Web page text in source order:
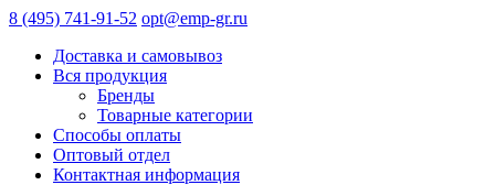
8 (495) 741-91-52 opt@emp-gr.ru
Доставка и самовывоз
Вся продукция
Бренды
Товарные категории
Способы оплаты
Оптовый отдел
Контактная информация